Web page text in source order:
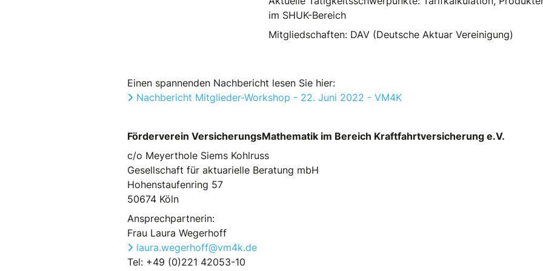
im SHUK-Bereich
Mitgliedschaften: DAV (Deutsche Aktuar Vereinigung)
Einen spannenden Nachbericht lesen Sie hier:
Nachbericht Mitglieder-Workshop - 22. Juni 2022 - VM4K
Förderverein VersicherungsMathematik im Bereich Kraftfahrtversicherung e.V.
c/o Meyerthole Siems Kohlruss
Gesellschaft für aktuarielle Beratung mbH
Hohenstaufenring 57
50674 Köln
Ansprechpartnerin:
Frau Laura Wegerhoff
laura.wegerhoff@vm4k.de
Tel: +49 (0)221 42053-10